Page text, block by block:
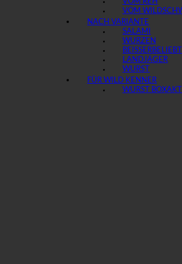
VOM
NACH VARIANTE
SALAMI
WURZEN
BEISSER
LANDJÄGER
WURST
FÜR WILD KENNER
WURST BOX